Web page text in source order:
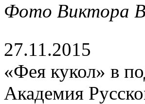
Фото Виктора
27.11.2015
«Фея кукол» в
Академия